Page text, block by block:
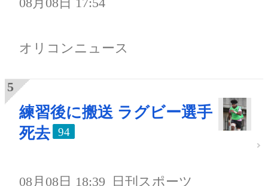
オリコンニュース
練習後に搬送 ラグビー選手
死去
94
08月08日 18:39 日刊スポーツ